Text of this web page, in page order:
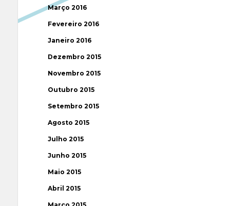
Março 2016
Fevereiro 2016
Janeiro 2016
Dezembro 2015
Novembro 2015
Outubro 2015
Setembro 2015
Agosto 2015
Julho 2015
Junho 2015
Maio 2015
Abril 2015